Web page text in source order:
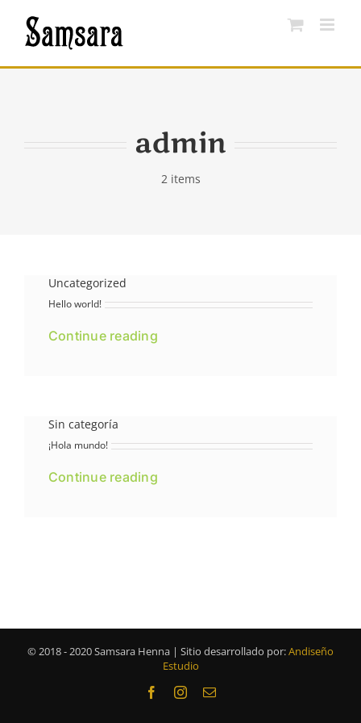
contenido
admin
2 items
Uncategorized
Hello world!
Continue reading
Sin categoría
¡Hola mundo!
Continue reading
© 2018 - 2020 Samsara Henna | Sitio desarrollado por:Andiseño
Estudio
FacebookInstagramCorreo